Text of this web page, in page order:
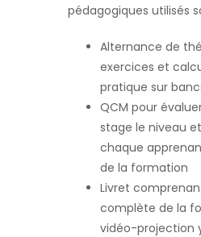
pédagogiques utilisés
Alternance de
exercices et
pratique sur
QCM pour
stage le niveau
chaque
de la formation
Livret
complète de la
vidéo-projection